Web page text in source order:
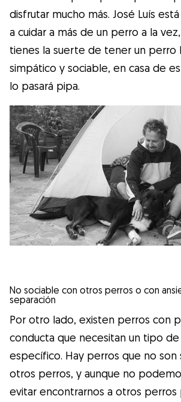
disfrutar mucho más. José Luís
a cuidar a más de un perro a la
tienes la suerte de tener un perro
simpático y sociable, en casa de
lo pasará pipa.
No sociable con otros perros o con
separación
Por otro lado, existen perros con
conducta que necesitan un tipo
específico. Hay perros que no son
otros perros, y aunque no
evitar encontrarnos a otros perros